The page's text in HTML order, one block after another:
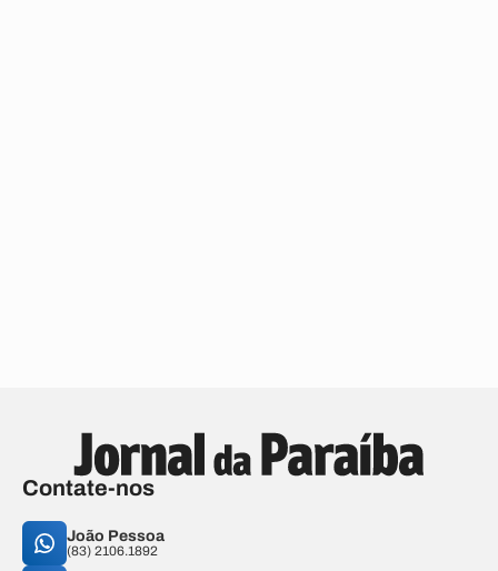
Contate-nos
João Pessoa
(83) 2106.1892